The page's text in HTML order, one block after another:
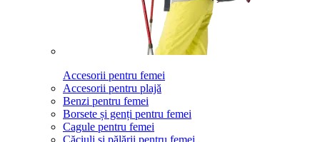
Accesorii pentru femei
Accesorii pentru plajă
Benzi pentru femei
Borsete și genți pentru femei
Cagule pentru femei
Căciuli și pălării pentru femei